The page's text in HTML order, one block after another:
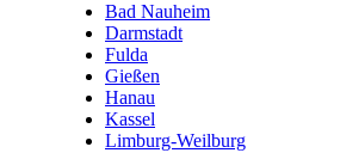
Bad Nauheim
Darmstadt
Fulda
Gießen
Hanau
Kassel
Limburg-Weilburg